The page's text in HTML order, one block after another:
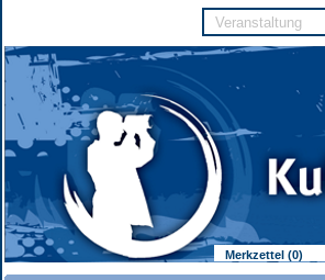
Merkzettel (0)